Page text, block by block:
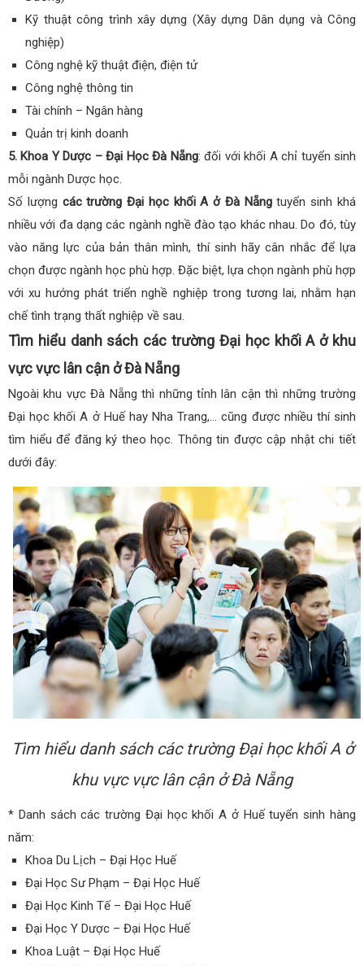
Kỹ thuật công trình xây dựng (Xây dựng Dân dụng và Công
nghiệp)
Công nghệ kỹ thuật điện, điện tử
Công nghệ thông tin
Tài chính – Ngân hàng
Quản trị kinh doanh
5. Khoa Y Dược – Đại Học Đà Nẵng: đối với khối A chỉ tuyển sinh
mỗi ngành Dược học.
Số lượng các trường Đại học khối A ở Đà Nẵngtuyển sinh khá
nhiều với đa dạng các ngành nghề đào tạo khác nhau. Do đó, tùy
vào năng lực của bản thân mình, thí sinh hãy cân nhắc để lựa
chọn được ngành học phù hợp. Đặc biệt, lựa chọn ngành phù hợp
với xu hướng phát triển nghề nghiệp trong tương lai, nhằm hạn
chế tình trạng thất nghiệp về sau.
Tìm hiểu danh sách các trường Đại học khối A ở khu
vực vực lân cận ở Đà Nẵng
Ngoài khu vực Đà Nẵng thì những tỉnh lân cận thì những trường
Đại học khối A ở Huế hay Nha Trang,… cũng được nhiều thí sinh
tìm hiểu để đăng ký theo học. Thông tin được cập nhật chi tiết
dưới đây:
Tìm hiểu danh sách các trường Đại học khối A ở
khu vực vực lân cận ở Đà Nẵng
* Danh sách các trường Đại học khối A ở Huế tuyển sinh hàng
năm:
Khoa Du Lịch – Đại Học Huế
Đại Học Sư Phạm – Đại Học Huế
Đại Học Kinh Tế – Đại Học Huế
Đại Học Y Dược – Đại Học Huế
Khoa Luật – Đại Học Huế